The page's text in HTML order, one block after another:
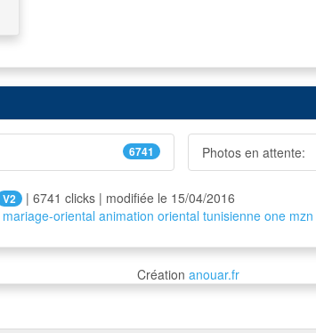
6741 Photos en attente:
V2
| 6741 clicks | modifiée le 15/04/2016
mariage-oriental animation oriental tunisienne one mzn
Création anouar.fr